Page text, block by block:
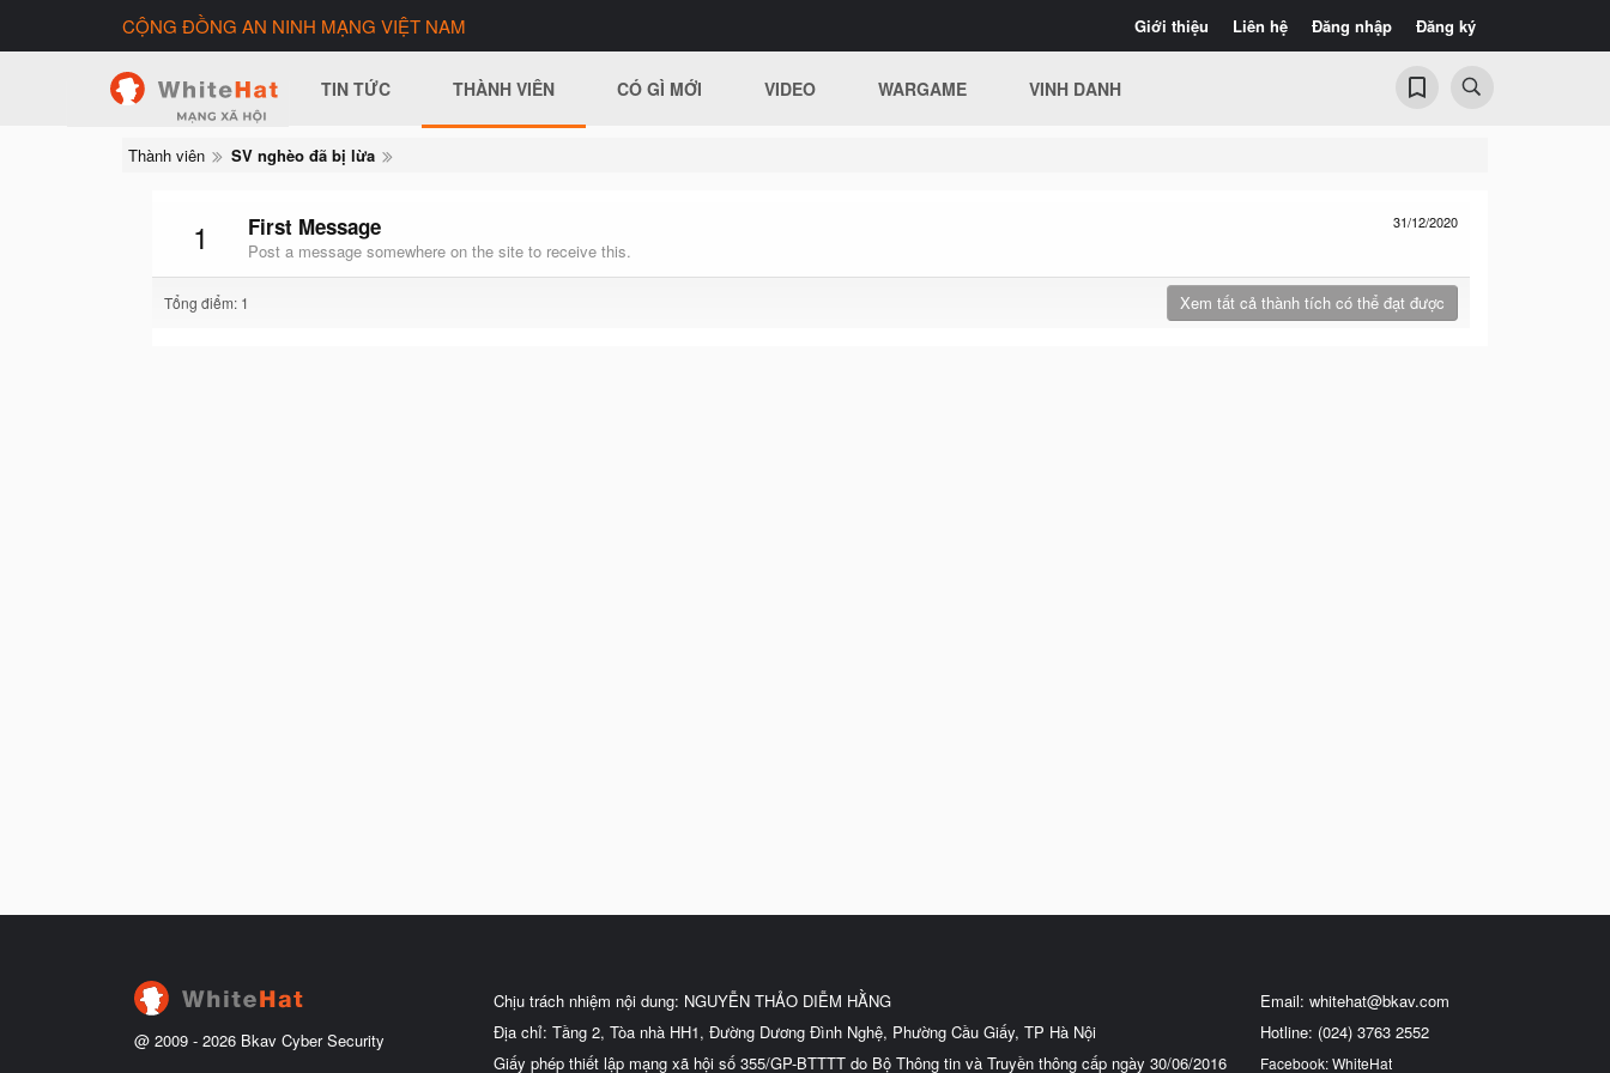
Giới thiệu Liên hệ Đăng nhập Đăng ký
CỘNG ĐỒNG AN NINH MẠNG VIỆT NAM
TIN TỨC THÀNH VIÊN CÓ GÌ MỚI VIDEO WARGAME VINH DANH
Thành viên SV nghèo đã bị lừa
1 31/12/2020
First Message
Post a message somewhere on the site to receive this.
Tổng điểm: 1 Xem tất cả thành tích có thể đạt được
@ 2009 - 2026 Bkav Cyber Security
Chịu trách nhiệm nội dung: NGUYỄN THẢO DIỄM HẰNG
Địa chỉ: Tầng 2, Tòa nhà HH1, Đường Dương Đình Nghệ, Phường Cầu Giấy, TP Hà Nội
Giấy phép thiết lập mạng xã hội số 355/GP-BTTTT do Bộ Thông tin và Truyền thông cấp ngày 30/06/2016
Email: whitehat@bkav.com
Hotline: (024) 3763 2552
Facebook: WhiteHat